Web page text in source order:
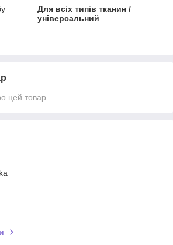
Для всіх типів тканин /
універсальний
цей товар